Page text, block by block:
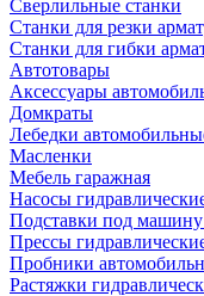
Сверлильные станки
Станки для резки
Станки для гибки
Автотовары
Аксессуары
Домкраты
Лебедки
Масленки
Мебель гаражная
Насосы
Подставки под
Прессы
Пробники
Растяжки